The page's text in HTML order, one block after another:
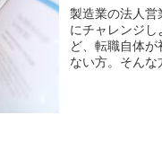
製造業の法人営
にチャレンジ
ど、転職自体
ない方。そんな